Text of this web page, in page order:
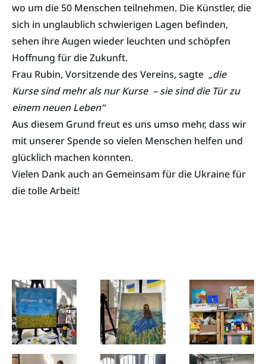
wo um die 50 Menschen teilnehmen. Die Künstler, die
sich in unglaublich schwierigen Lagen befinden,
sehen ihre Augen wieder leuchten und schöpfen
Hoffnung für die Zukunft.
Frau Rubin, Vorsitzende des Vereins, sagte „die
Kurse sind mehr als nur Kurse – sie sind die Tür zu
einem neuen Leben“
Aus diesem Grund freut es uns umso mehr, dass wir
mit unserer Spende so vielen Menschen helfen und
glücklich machen konnten.
Vielen Dank auch an Gemeinsam für die Ukraine für
die tolle Arbeit!